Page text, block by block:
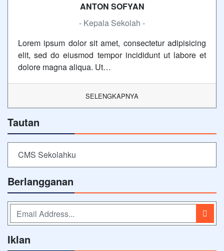
ANTON SOFYAN
- Kepala Sekolah -
Lorem ipsum dolor sit amet, consectetur adipisicing
elit, sed do eiusmod tempor incididunt ut labore et
dolore magna aliqua. Ut…
SELENGKAPNYA
Tautan
CMS Sekolahku
Berlangganan
Iklan